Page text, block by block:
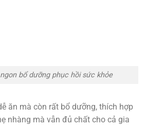
bổ dưỡng phục hồi sức khỏe
ăn mà còn rất bổ dưỡng, thích hợp
nhàng mà vẫn đủ chất cho cả gia